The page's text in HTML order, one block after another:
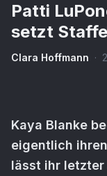
Patti
setzt
Clara Hoffmann ·
Kaya Blanke
eigentlich
lässt ihr